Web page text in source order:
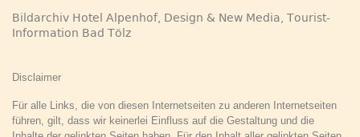
Bildarchiv Hotel Alpenhof, Design & New Media, Tourist-
Information Bad Tölz
Disclaimer
Für alle Links, die von diesen Internetseiten zu anderen Internetseiten
führen, gilt, dass wir keinerlei Einfluss auf die Gestaltung und die